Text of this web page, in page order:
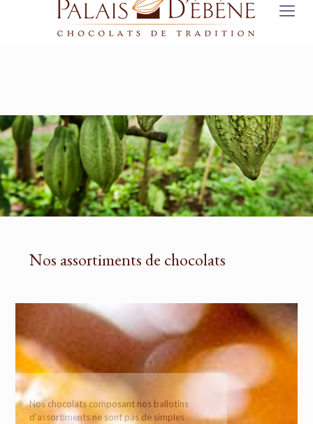
Nos assortiments de chocolats
Nos chocolats composant nos ballotins
d’assortiments ne sont pas de simples